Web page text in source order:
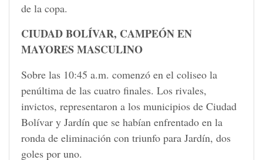
de la copa.
CIUDAD BOLÍVAR, CAMPEÓN EN
MAYORES MASCULINO
Sobre las 10:45 a.m. comenzó en el coliseo la
penúltima de las cuatro finales. Los rivales,
invictos, representaron a los municipios de Ciudad
Bolívar y Jardín que se habían enfrentado en la
ronda de eliminación con triunfo para Jardín, dos
goles por uno.